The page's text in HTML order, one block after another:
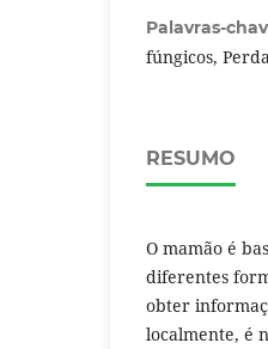
Palavras-
fúngicos,
RESUMO
O mamão é
diferentes
obter
localmente, é